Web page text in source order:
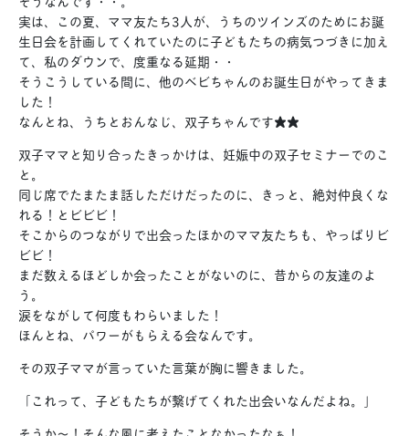
実は、この夏、ママ友たち3人が、うちのツインズのためにお誕
生日会を計画してくれていたのに子どもたちの病気つづきに加え
て、私のダウンで、度重なる延期・・
そうこうしている間に、他のベビちゃんのお誕生日がやってきま
した！
なんとね、うちとおんなじ、双子ちゃんです★★
双子ママと知り合ったきっかけは、妊娠中の双子セミナーでのこ
と。
同じ席でたまたま話しただけだったのに、きっと、絶対仲良くな
れる！とビビビ！
そこからのつながりで出会ったほかのママ友たちも、やっぱりビ
ビビ！
まだ数えるほどしか会ったことがないのに、昔からの友達のよ
う。
涙をながして何度もわらいました！
ほんとね、パワーがもらえる会なんです。
その双子ママが言っていた言葉が胸に響きました。
「これって、子どもたちが繋げてくれた出会いなんだよね。」